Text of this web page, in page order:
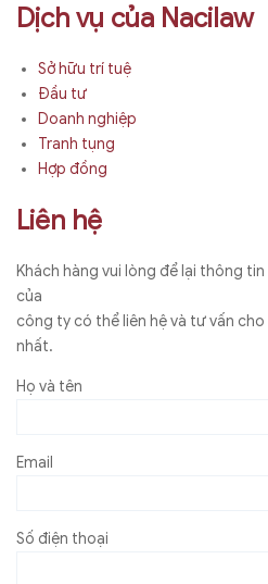
Dịch vụ của Nacilaw
Sở hữu trí tuệ
Đầu tư
Doanh nghiệp
Tranh tụng
Hợp đồng
Liên hệ
Khách hàng vui lòng để lại thông
của
công ty có thể liên hệ và tư vấn
nhất.
Họ và tên
Email
Số điện thoại